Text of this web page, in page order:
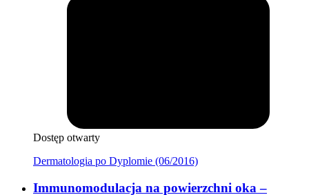
Dostęp otwarty
Dermatologia po Dyplomie (06/2016)
Immunomodulacja na powierzchni oka –